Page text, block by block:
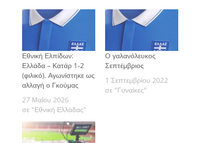
Εθνική Ελπίδων:
Ελλάδα – Κατάρ 1-2
(φιλικό). Αγωνίστηκε ως
αλλαγή ο Γκούμας
27 Μαΐου 2026
σε "Εθνική Ελλάδας"
Ο γαλανόλευκος
Σεπτέμβριος
1 Σεπτεμβρίου 2022
σε "Γυναίκες"